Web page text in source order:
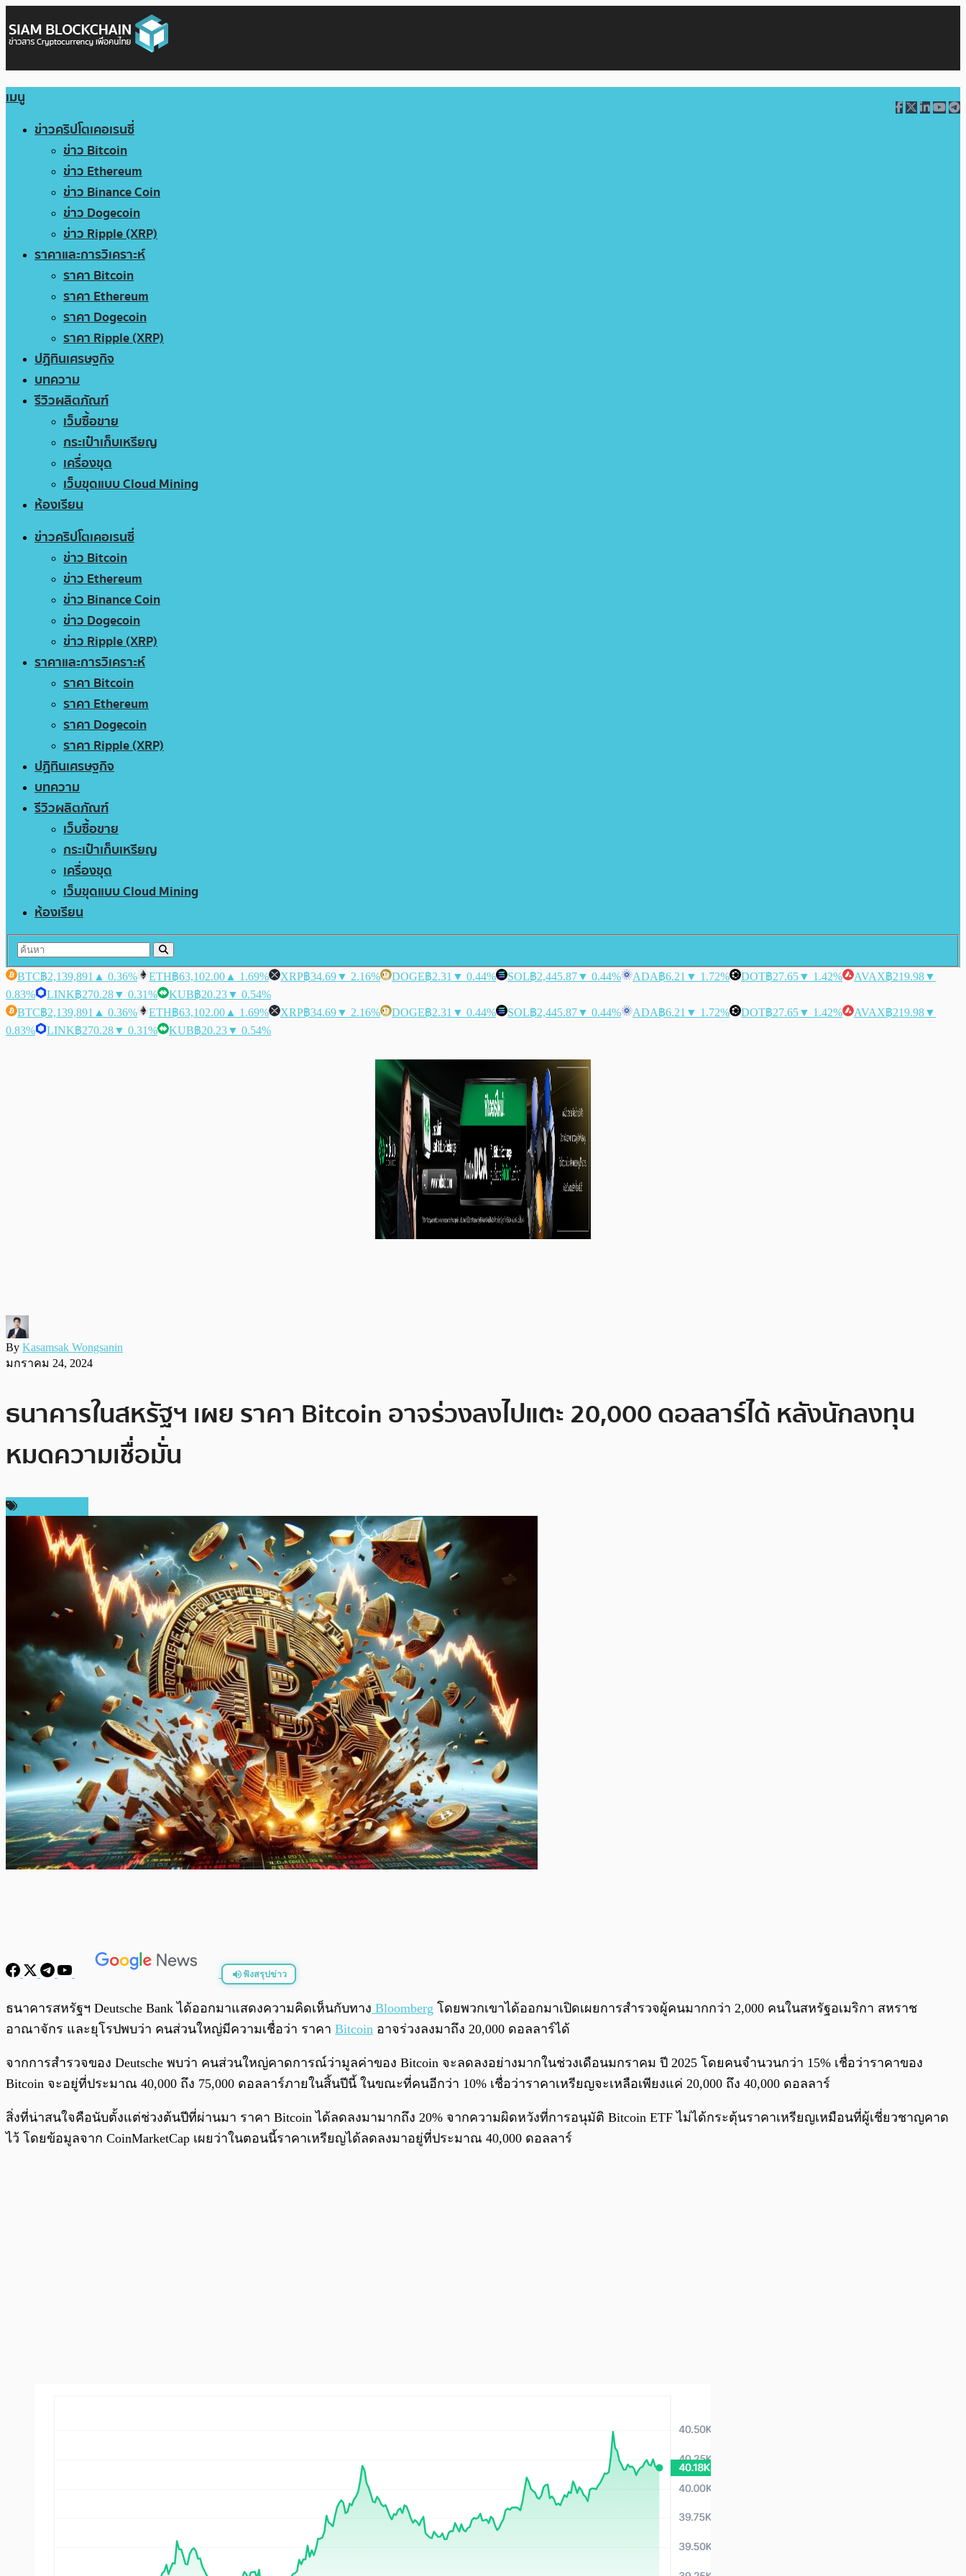
เมนู
ข่าวคริปโตเคอเรนซี่
ข่าว Bitcoin
ข่าว Ethereum
ข่าว Binance Coin
ข่าว Dogecoin
ข่าว Ripple (XRP)
ราคาและการวิเคราะห์
ราคา Bitcoin
ราคา Ethereum
ราคา Dogecoin
ราคา Ripple (XRP)
ปฏิทินเศรษฐกิจ
บทความ
รีวิวผลิตภัณฑ์
เว็บซื้อขาย
กระเป๋าเก็บเหรียญ
เครื่องขุด
เว็บขุดแบบ Cloud Mining
ห้องเรียน
ข่าวคริปโตเคอเรนซี่
ข่าว Bitcoin
ข่าว Ethereum
ข่าว Binance Coin
ข่าว Dogecoin
ข่าว Ripple (XRP)
ราคาและการวิเคราะห์
ราคา Bitcoin
ราคา Ethereum
ราคา Dogecoin
ราคา Ripple (XRP)
ปฏิทินเศรษฐกิจ
บทความ
รีวิวผลิตภัณฑ์
เว็บซื้อขาย
กระเป๋าเก็บเหรียญ
เครื่องขุด
เว็บขุดแบบ Cloud Mining
ห้องเรียน
BTC฿2,139,891 ▲ 0.36% ETH฿63,102.00 ▲ 1.69% XRP฿34.69▼ 2.16% DOGE฿2.31 ▼ 0.44% SOL฿2,445.87▼ 0.44% ADA฿6.21 ▼ 1.72% DOT฿27.65▼ 1.42% AVAX฿219.98▼
0.83%
LINK฿270.28▼ 0.31% KUB฿20.23▼ 0.54%
BTC฿2,139,891 ▲ 0.36% ETH฿63,102.00 ▲ 1.69% XRP฿34.69▼ 2.16% DOGE฿2.31 ▼ 0.44% SOL฿2,445.87▼ 0.44% ADA฿6.21 ▼ 1.72% DOT฿27.65▼ 1.42% AVAX฿219.98▼
0.83%
LINK฿270.28▼ 0.31% KUB฿20.23▼ 0.54%
By Kasamsak Wongsanin
มกราคม 24, 2024
ธนาคารในสหรัฐฯ เผย ราคา Bitcoin อาจร่วงลงไปแตะ 20,000 ดอลลาร์ได้ หลังนักลงทุน
หมดความเชื่อมั่น
ฟังสรุปข่าว
พร้อมเล่น
ธนาคารสหรัฐฯ Deutsche Bank ได้ออกมาแสดงความคิดเห็นกับทาง Bloomberg โดยพวกเขาได้ออกมาเปิดเผยการสำรวจผู้คนมากกว่า 2,000 คนในสหรัฐอเมริกา สหราช
อาณาจักร และยุโรปพบว่า คนส่วนใหญ่มีความเชื่อว่า ราคา Bitcoin อาจร่วงลงมาถึง 20,000 ดอลลาร์ได้
จากการสำรวจของ Deutsche พบว่า คนส่วนใหญ่คาดการณ์ว่ามูลค่าของ Bitcoin จะลดลงอย่างมากในช่วงเดือนมกราคม ปี 2025 โดยคนจำนวนกว่า 15% เชื่อว่าราคาของ
Bitcoin จะอยู่ที่ประมาณ 40,000 ถึง 75,000 ดอลลาร์ภายในสิ้นปีนี้ ในขณะที่คนอีกว่า 10% เชื่อว่าราคาเหรียญจะเหลือเพียงแค่ 20,000 ถึง 40,000 ดอลลาร์
สิ่งที่น่าสนใจคือนับตั้งแต่ช่วงต้นปีที่ผ่านมา ราคา Bitcoin ได้ลดลงมามากถึง 20% จากความผิดหวังที่การอนุมัติ Bitcoin ETF ไม่ได้กระตุ้นราคาเหรียญเหมือนที่ผู้เชี่ยวชาญคาด
ไว้ โดยข้อมูลจาก CoinMarketCap เผยว่าในตอนนี้ราคาเหรียญได้ลดลงมาอยู่ที่ประมาณ 40,000 ดอลลาร์​